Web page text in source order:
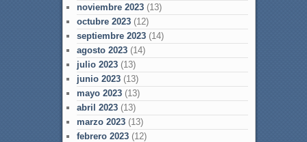
noviembre 2023(13)
octubre 2023(12)
septiembre 2023(14)
agosto 2023(14)
julio 2023(13)
junio 2023(13)
mayo 2023(13)
abril 2023(13)
marzo 2023(13)
febrero 2023(12)